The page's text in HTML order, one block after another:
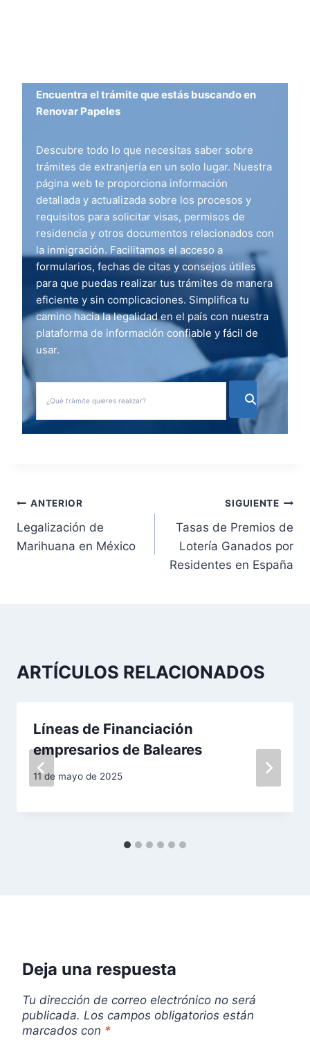
Encuentra el trámite que estás buscando en
Renovar Papeles
Descubre todo lo que necesitas saber sobre
trámites de extranjería en un solo lugar. Nuestra
página web te proporciona información
detallada y actualizada sobre los procesos y
requisitos para solicitar visas, permisos de
residencia y otros documentos relacionados con
la inmigración. Facilitamos el acceso a
formularios, fechas de citas y consejos útiles
para que puedas realizar tus trámites de manera
eficiente y sin complicaciones. Simplifica tu
camino hacia la legalidad en el país con nuestra
plataforma de información confiable y fácil de
usar.
N
a
c
a
d
a
ANTERIOR
Legalización de
Marihuana en México
SIGUIENTE
Tasas de Premios de
Lotería Ganados por
Residentes en España
ARTÍCULOS RELACIONADOS
Líneas de Financiación
empresarios de Baleares
11 de mayo de 2025
Deja una respuesta
Tu dirección de correo electrónico no será
publicada. Los campos obligatorios están
marcados con *